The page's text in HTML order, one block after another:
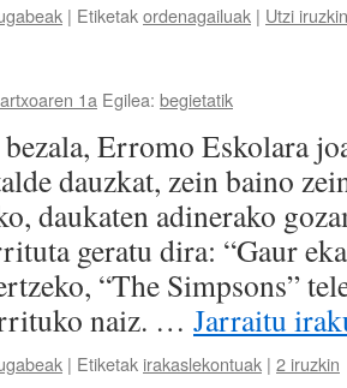
| Etiketakordenagailuak | Utzi
1a Egilea: begietatik
Erromo Eskolara
dauzkat, zein baino
daukaten adinerako
geratu dira: “Gaur
“The Simpsons”
naiz. … Jarraitu
| Etiketak irakaslekontuak | 2 iruzkin